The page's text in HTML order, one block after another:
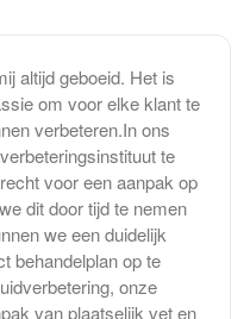
altijd geboeid. Het is
om voor elke klant te
verbeteren.In ons
te
voor een aanpak op
dit door tijd te nemen
we een duidelijk
behandelplan op te
onze
van plaatselijk vet en